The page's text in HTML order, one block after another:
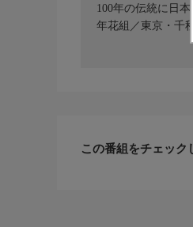
100年の伝統に日
年花組／東京・千
この番組をチェック